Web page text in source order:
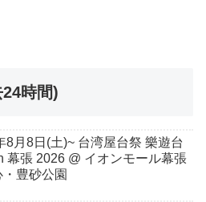
時間)
8月8日(土)~ 台湾屋台祭 樂遊台
幕張 2026 @ イオンモール幕張
豊砂公園